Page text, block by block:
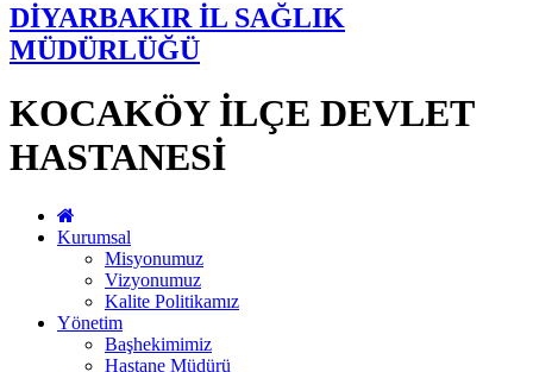
DİYARBAKIR İL SAĞLIK
MÜDÜRLÜĞÜ
KOCAKÖY İLÇE DEVLET
HASTANESİ
Kurumsal
Misyonumuz
Vizyonumuz
Kalite Politikamız
Yönetim
Başhekimimiz
Hastane Müdürü